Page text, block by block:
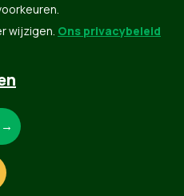
Privacybeleid
wijzigen. Ons privacybeleid